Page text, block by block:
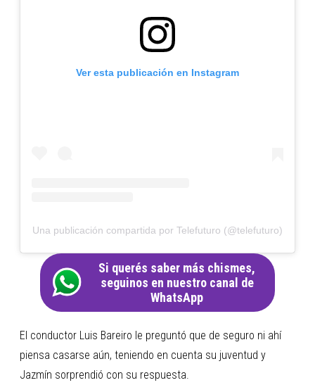
Ver esta publicación en Instagram
Una publicación compartida por Telefuturo (@telefuturo)
Si querés saber más chismes,
seguinos en nuestro canal de
WhatsApp
El conductor Luis Bareiro le preguntó que de seguro ni ahí
piensa casarse aún, teniendo en cuenta su juventud y
Jazmín sorprendió con su respuesta.